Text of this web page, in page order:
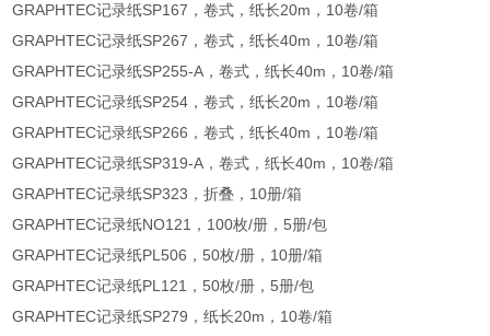
GRAPHTEC记录纸SP167，卷式，纸长20m，10卷/箱
GRAPHTEC记录纸SP267，卷式，纸长40m，10卷/箱
GRAPHTEC记录纸SP255-A，卷式，纸长40m，10卷/箱
GRAPHTEC记录纸SP254，卷式，纸长20m，10卷/箱
GRAPHTEC记录纸SP266，卷式，纸长40m，10卷/箱
GRAPHTEC记录纸SP319-A，卷式，纸长40m，10卷/箱
GRAPHTEC记录纸SP323，折叠，10册/箱
GRAPHTEC记录纸NO121，100枚/册，5册/包
GRAPHTEC记录纸PL506，50枚/册，10册/箱
GRAPHTEC记录纸PL121，50枚/册，5册/包
GRAPHTEC记录纸SP279，纸长20m，10卷/箱